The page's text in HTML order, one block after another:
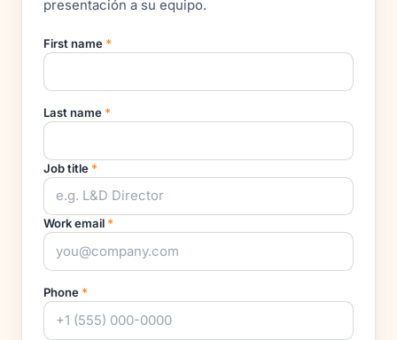
presentación a su equipo.
First name *
Last name *
Job title *
Work email *
Phone *